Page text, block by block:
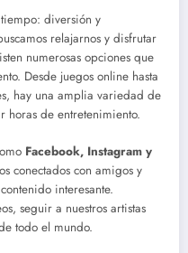
diversión y
relajarnos y disfrutar
numerosas opciones que
Desde juegos online hasta
hay una amplia variedad de
horas de entretenimiento.
Facebook, Instagram y
conectados con amigos y
interesante.
seguir a nuestros artistas
todo el mundo.